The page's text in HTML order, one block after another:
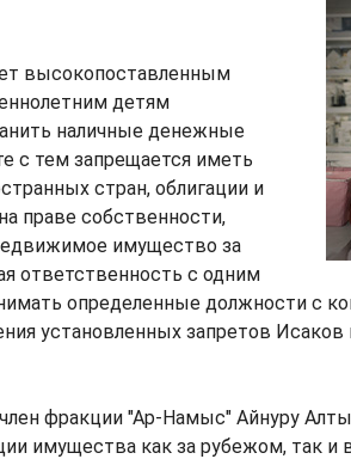
высокопоставленным
детям
наличные денежные
с тем запрещается иметь
стран, облигации и
праве собственности,
имущество за
ответственность с одним
определенные должности с
установленных запретов Исаков
фракции "Ар-Намыс" Айнуру
имущества как за рубежом, так и